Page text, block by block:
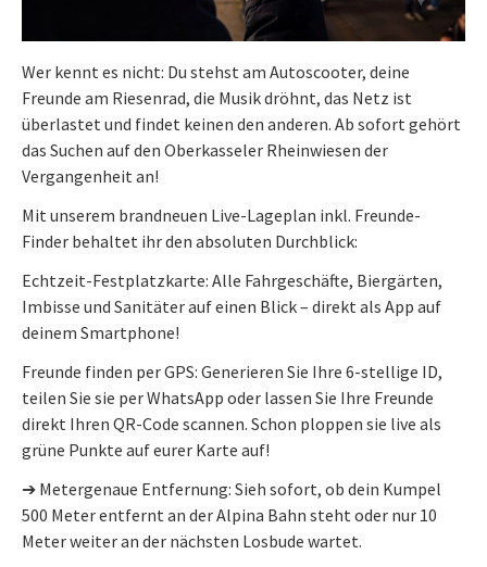
Wer kennt es nicht: Du stehst am Autoscooter, deine
Freunde am Riesenrad, die Musik dröhnt, das Netz ist
überlastet und findet keinen den anderen. Ab sofort gehört
das Suchen auf den Oberkasseler Rheinwiesen der
Vergangenheit an!
Mit unserem brandneuen Live-Lageplan inkl. Freunde-
Finder behaltet ihr den absoluten Durchblick:
Echtzeit-Festplatzkarte: Alle Fahrgeschäfte, Biergärten,
Imbisse und Sanitäter auf einen Blick – direkt als App auf
deinem Smartphone!
Freunde finden per GPS: Generieren Sie Ihre 6-stellige ID,
teilen Sie sie per WhatsApp oder lassen Sie Ihre Freunde
direkt Ihren QR-Code scannen. Schon ploppen sie live als
grüne Punkte auf eurer Karte auf!
➔ Metergenaue Entfernung: Sieh sofort, ob dein Kumpel
500 Meter entfernt an der Alpina Bahn steht oder nur 10
Meter weiter an der nächsten Losbude wartet.